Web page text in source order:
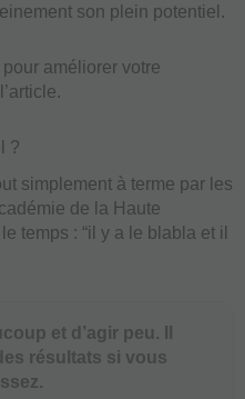
son plein potentiel.
améliorer votre
?
simplement à terme par les
de la Haute
temps : “il y a le blabla et il
et d’agir peu. Il
résultats si vous